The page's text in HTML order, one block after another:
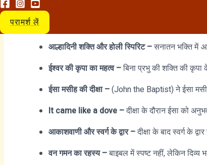
परामर्श लें
आल्हादिनी शक्ति और होली स्पिरिट –सनातन भक्ति में
ईश्वर की कृपा का महत्व –बिना प्रभु की शक्ति की
ईसा मसीह की दीक्षा –(John the Baptist) ने ईसा
It came like a dove –दीक्षा के दौरान ईसा को
आकाशवाणी और स्वर्ग के द्वार –दीक्षा के बाद स्वर्ग के
वन गमन का रहस्य –बाइबल में स्पष्ट नहीं, लेकिन